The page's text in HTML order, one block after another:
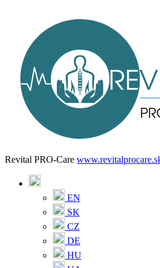
Revital PRO-Care
EN
SK
CZ
DE
HU